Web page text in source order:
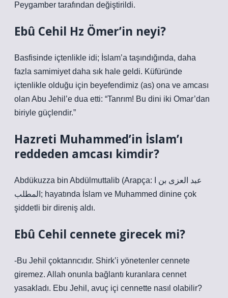
Peygamber tarafından değiştirildi.
Ebû Cehil Hz Ömer’in neyi?
Basfisinde içtenlikle idi; İslam’a taşındığında, daha
fazla samimiyet daha sık hale geldi. Küfüründe
içtenlikle olduğu için beyefendimiz (as) ona ve amcası
olan Abu Jehil’e dua etti: “Tanrım! Bu dini iki Omar’dan
biriyle güçlendir.”
Hazreti Muhammed’in İslam’ı
reddeden amcası kimdir?
Abdükuzza bin Abdülmuttalib (Arapça: عبد العزى بن ا
المطلب; hayatında İslam ve Muhammed dinine çok
şiddetli bir direniş aldı.
Ebû Cehil cennete girecek mi?
-Bu Jehil çoktanrıcıdır. Shirk’i yönetenler cennete
giremez. Allah onunla bağlantı kuranlara cennet
yasakladı. Ebu Jehil, avuç içi cennette nasıl olabilir?